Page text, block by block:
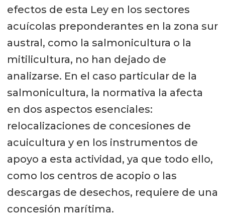
efectos de esta Ley en los sectores
acuícolas preponderantes en la zona sur
austral, como la salmonicultura o la
mitilicultura, no han dejado de
analizarse. En el caso particular de la
salmonicultura, la normativa la afecta
en dos aspectos esenciales:
relocalizaciones de concesiones de
acuicultura y en los instrumentos de
apoyo a esta actividad, ya que todo ello,
como los centros de acopio o las
descargas de desechos, requiere de una
concesión marítima.